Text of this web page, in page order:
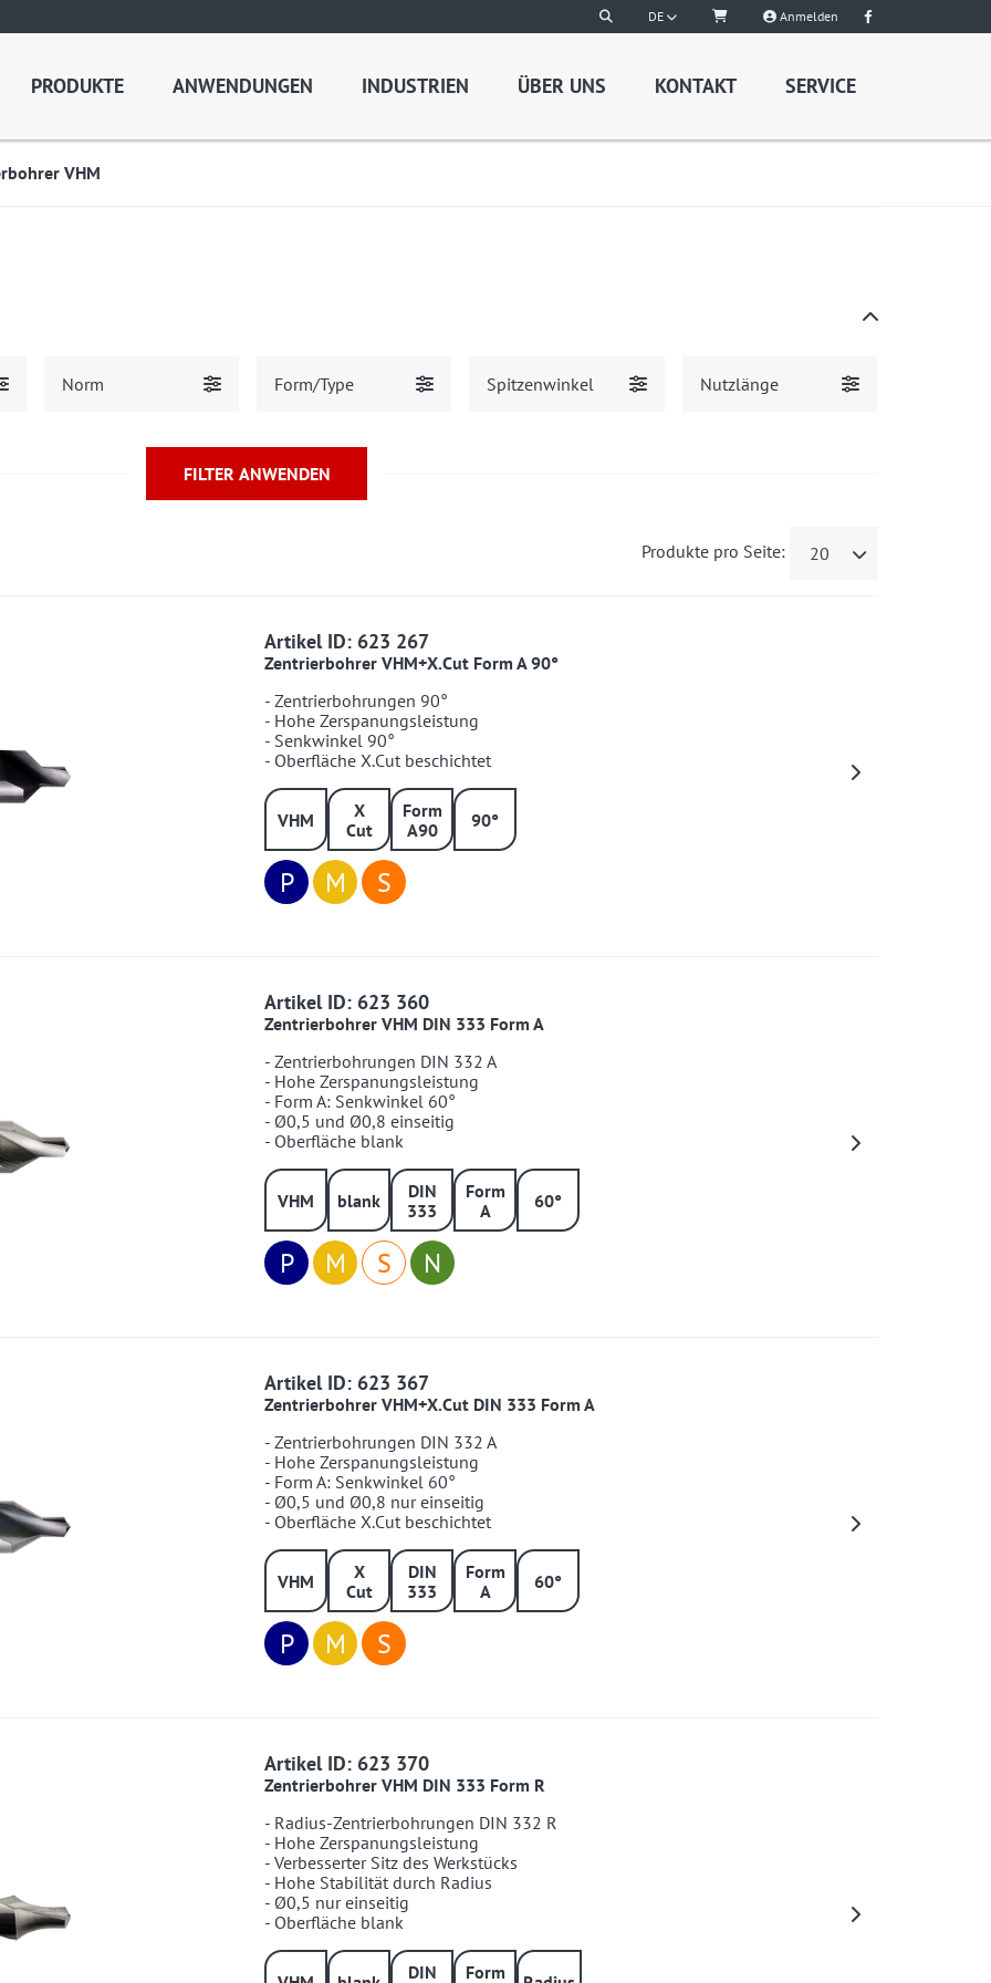
DE Anmelden
PRODUKTE ANWENDUNGEN INDUSTRIEN ÜBER UNS KONTAKT SERVICE
VHM
Norm Form/Type Spitzenwinkel Nutzlänge
FILTER ANWENDEN
Produkte pro Seite: 20
Artikel ID: 623 267623267
Zentrierbohrer VHM+X.Cut Form A 90°
- Zentrierbohrungen 90°
- Hohe Zerspanungsleistung
- Senkwinkel 90°
- Oberfläche X.Cut beschichtet
VHM
X
Cut
Form
A90
90°
P M S
Artikel ID: 623 360623360
Zentrierbohrer VHM DIN 333 Form A
- Zentrierbohrungen DIN 332 A
- Hohe Zerspanungsleistung
- Form A: Senkwinkel 60°
- Ø0,5 und Ø0,8 einseitig
- Oberfläche blank
VHM blank
DIN
333
Form
A
60°
P M S N
Artikel ID: 623 367623367
Zentrierbohrer VHM+X.Cut DIN 333 Form A
- Zentrierbohrungen DIN 332 A
- Hohe Zerspanungsleistung
- Form A: Senkwinkel 60°
- Ø0,5 und Ø0,8 nur einseitig
- Oberfläche X.Cut beschichtet
VHM
X
Cut
DIN
333
Form
A
60°
P M S
Artikel ID: 623 370623370
Zentrierbohrer VHM DIN 333 Form R
- Radius-Zentrierbohrungen DIN 332 R
- Hohe Zerspanungsleistung
- Verbesserter Sitz des Werkstücks
- Hohe Stabilität durch Radius
- Ø0,5 nur einseitig
- Oberfläche blank
DIN
Form